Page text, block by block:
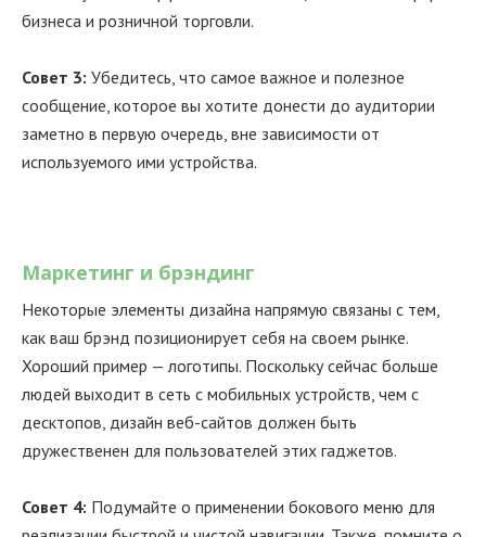
бизнеса и розничной торговли.
Совет 3: Убедитесь, что самое важное и полезное
сообщение, которое вы хотите донести до аудитории
заметно в первую очередь, вне зависимости от
используемого ими устройства.
Маркетинг и брэндинг
Некоторые элементы дизайна напрямую связаны с тем,
как ваш брэнд позиционирует себя на своем рынке.
Хороший пример — логотипы. Поскольку сейчас больше
людей выходит в сеть с мобильных устройств, чем с
десктопов, дизайн веб-сайтов должен быть
дружественен для пользователей этих гаджетов.
Совет 4: Подумайте о применении бокового меню для